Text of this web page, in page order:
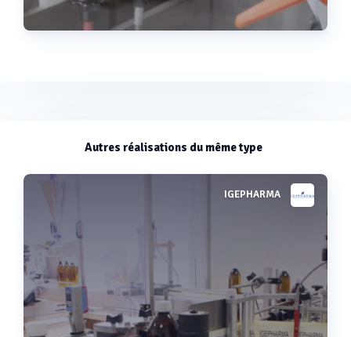
Autres réalisations du même type
IGEPHARMA